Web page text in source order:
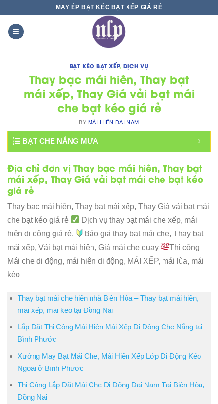
content
MAY ÉP BẠT KÉO BẠT XẾP GIÁ RẺ
BẠT KÉO BẠT XẾP,DỊCH VỤ
Thay bạc mái hiên, Thay bạt
mái xếp, Thay Giá vải bạt mái
che bạt kéo giá rẻ
BY MÁI HIÊN ĐẠI NAM
BẠT CHE NẮNG MƯA
Địa chỉ đơn vị Thay bạc mái hiên, Thay bạt
mái xếp, Thay Giá vải bạt mái che bạt kéo
giá rẻ
Thay bạc mái hiên, Thay bạt mái xếp, Thay Giá vải bạt mái
che bạt kéo giá rẻ
Dịch vụ thay bạt mái che xếp, mái
hiên di động giá rẻ.
Báo giá thay bạt mái che, Thay bạt
mái xếp, Vải bạt mái hiên, Giá mái che quay
Thi công
Mái che di động, mái hiên di động, MÁI XẾP, mái lùa, mái
kéo
Thay bạt mái che hiên nhà Biên Hòa – Thay bạt mái hiên,
mái xếp, mái kéo tại Đồng Nai
Lắp Đặt Thi Công Mái Hiên Mái Xếp Di Động Che Nắng tại
Bình Phước
Xưởng May Bạt Mái Che, Mái Hiên Xếp Lớp Di Động Kéo
Ngoài ở Bình Phước
Thi Công Lắp Đặt Mái Che Di Động Đại Nam Tại Biên Hòa,
Đồng Nai